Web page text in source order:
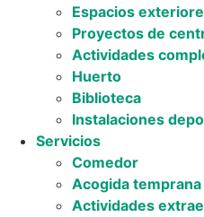
Espacios
Proyectos de
Actividades
Huerto
Biblioteca
Instalaciones
Servicios
Comedor
Acogida
Actividades